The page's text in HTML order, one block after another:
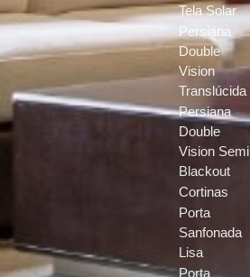
Tela Solar
Persiana
Double
Vision
Translúcida
Persiana
Double
Vision Semi
Blackout
Cortinas
Porta
Sanfonada
Lisa
Porta